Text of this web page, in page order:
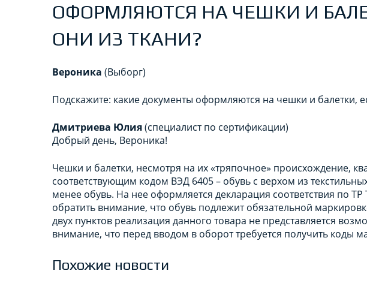
ОФОРМЛЯЮТСЯ НА ЧЕШКИ И
ОНИ ИЗ ТКАНИ?
Вероника (Выборг)
Подскажите: какие документы оформляются на чешки и балетки,
Дмитриева Юлия(специалист по сертификации)
Добрый день, Вероника!
Чешки и балетки, несмотря на их «тряпочное» происхождение,
соответствующим кодом ВЭД 6405 – обувь с верхом из
менее обувь. На нее оформляется декларация соответствия по
обратить внимание, что обувь подлежит обязательной
двух пунктов реализация данного товара не представляется
внимание, что перед вводом в оборот требуется получить коды
Похожие новости